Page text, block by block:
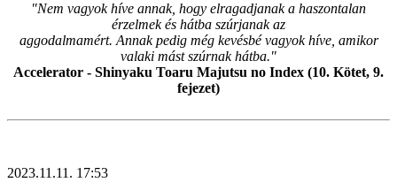
"Nem vagyok híve annak, hogy elragadjanak a haszontalan
érzelmek és hátba szúrjanak az
aggodalmamért. Annak pedig még kevésbé vagyok híve, amikor
valaki mást szúrnak hátba."
Accelerator - Shinyaku Toaru Majutsu no Index (10. Kötet, 9.
fejezet)
2023.11.11. 17:53